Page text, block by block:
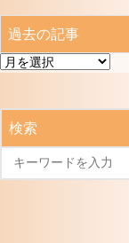
過去の記事
過
記
検索